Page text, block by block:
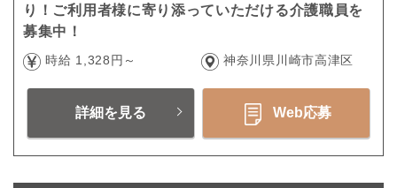
り！ご利用者様に寄り添っていただける介護職員を
募集中！
時給 1,328円～ 神奈川県川崎市高津区
詳細を見る Web応募